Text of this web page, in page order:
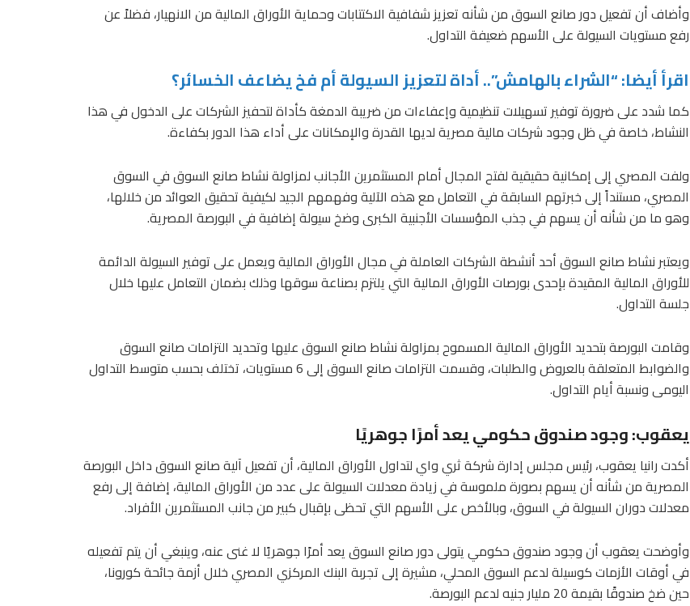
وأضاف أن تفعيل دور صانع السوق من شأنه تعزيز شفافية الاكتتابات وحماية الأوراق المالية من الانهيار، فضلاً عن
رفع مستويات السيولة على الأسهم ضعيفة التداول.
اقرأ أيضا: “الشراء بالهامش”.. أداة لتعزيز السيولة أم فخ يضاعف الخسائر؟
كما شدد على ضرورة توفير تسهيلات تنظيمية وإعفاءات من ضريبة الدمغة كأداة لتحفيز الشركات على الدخول في هذا
النشاط، خاصة في ظل وجود شركات مالية مصرية لديها القدرة والإمكانات على أداء هذا الدور بكفاءة.
ولفت المصري إلى إمكانية حقيقية لفتح المجال أمام المستثمرين الأجانب لمزاولة نشاط صانع السوق في السوق
المصري، مستنداً إلى خبرتهم السابقة في التعامل مع هذه الآلية وفهمهم الجيد لكيفية تحقيق العوائد من خلالها،
وهو ما من شأنه أن يسهم في جذب المؤسسات الأجنبية الكبرى وضخ سيولة إضافية في البورصة المصرية.
ويعتبر نشاط صانع السوق أحد أنشطة الشركات العاملة في مجال الأوراق المالية ويعمل على توفير السيولة الدائمة
للأوراق المالية المقيدة بإحدى بورصات الأوراق المالية التي يلتزم بصناعة سوقها وذلك بضمان التعامل عليها خلال
جلسة التداول.
وقامت البورصة بتحديد الأوراق المالية المسموح بمزاولة نشاط صانع السوق عليها وتحديد التزامات صانع السوق
والضوابط المتعلقة بالعروض والطلبات، وقسمت التزامات صانع السوق إلى 6 مستويات، تختلف بحسب متوسط التداول
اليومى ونسبة أيام التداول.
يعقوب: وجود صندوق حكومي يعد أمرًا جوهريًا
أكدت رانيا يعقوب، رئيس مجلس إدارة شركة ثري واي لتداول الأوراق المالية، أن تفعيل آلية صانع السوق داخل البورصة
المصرية من شأنه أن يسهم بصورة ملموسة في زيادة معدلات السيولة على عدد من الأوراق المالية، إضافة إلى رفع
معدلات دوران السيولة في السوق، وبالأخص على الأسهم التي تحظى بإقبال كبير من جانب المستثمرين الأفراد.
وأوضحت يعقوب أن وجود صندوق حكومي يتولى دور صانع السوق يعد أمرًا جوهريًا لا غنى عنه، وينبغي أن يتم تفعيله
في أوقات الأزمات كوسيلة لدعم السوق المحلي، مشيرة إلى تجربة البنك المركزي المصري خلال أزمة جائحة كورونا،
حين ضخ صندوقًا بقيمة 20 مليار جنيه لدعم البورصة.